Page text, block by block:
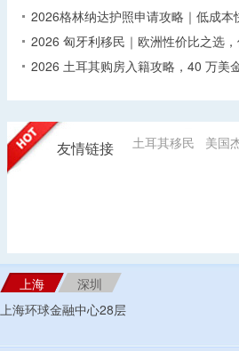
2026格林纳达护照申请攻略｜低成本
2026 匈牙利移民｜欧洲性价比之选
2026 土耳其购房入籍攻略，40 万美
友情链接 土耳其移民 美国
上海
深圳
上海环球金融中心28层